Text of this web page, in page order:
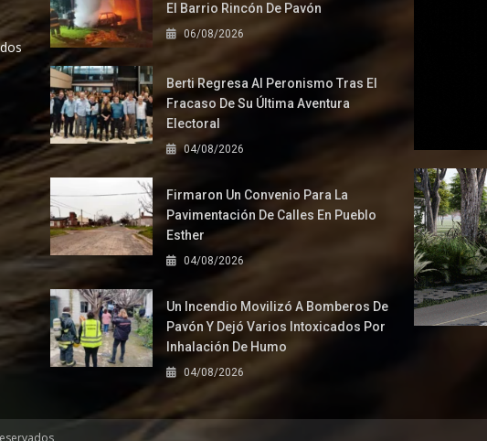
El Barrio Rincón De Pavón
06/08/2026
Berti Regresa Al Peronismo Tras El
Fracaso De Su Última Aventura
Electoral
04/08/2026
Firmaron Un Convenio Para La
Pavimentación De Calles En Pueblo
Esther
04/08/2026
Un Incendio Movilizó A Bomberos De
Pavón Y Dejó Varios Intoxicados Por
Inhalación De Humo
04/08/2026